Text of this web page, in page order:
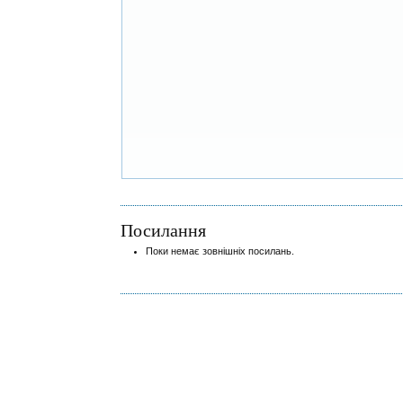
Посилання
Поки немає зовнішніх посилань.